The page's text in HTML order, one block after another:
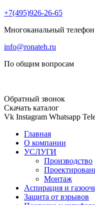
+7(495)926-26-65
Многоканальный телефон
info@ronateh.ru
По общим вопросам
Обратный звонок
Скачать каталог
Vk Instagram Whatsapp
Главная
О компании
УСЛУГИ
Производство
Монтаж
Аспирация и
Защита от взрывов